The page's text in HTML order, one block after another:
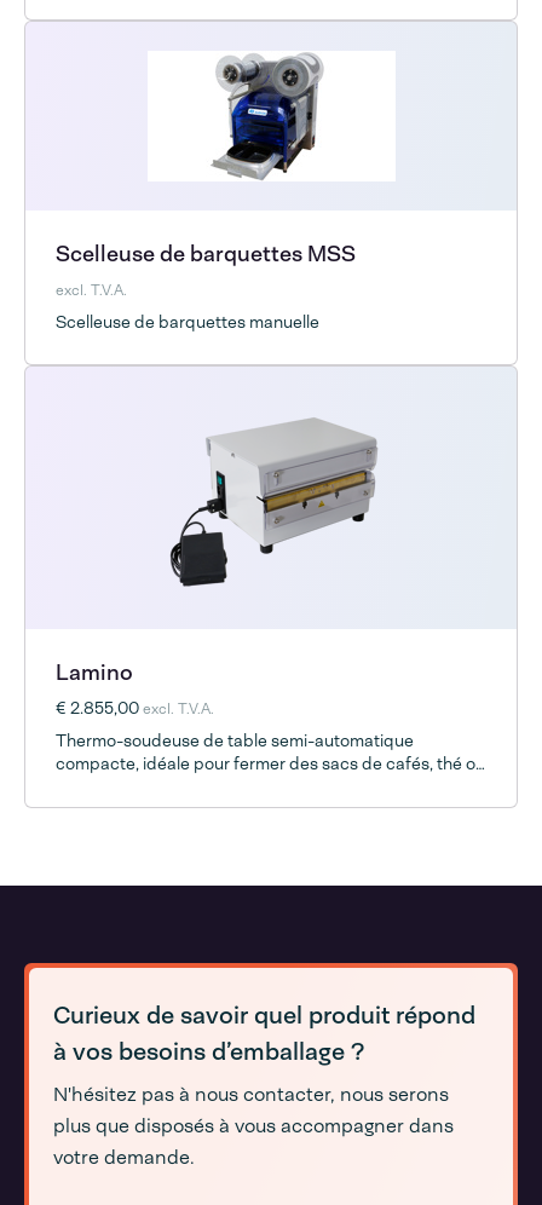
Scelleuse de barquettes MSS
excl. T.V.A.
Scelleuse de barquettes manuelle
Lamino
€ 2.855,00excl. T.V.A.
Thermo-soudeuse de table semi-automatique
compacte, idéale pour fermer des sacs de cafés, thé ou
Curieux de savoir quel produit répond
à vos besoins d’emballage ?
N'hésitez pas à nous contacter, nous serons
plus que disposés à vous accompagner dans
votre demande.